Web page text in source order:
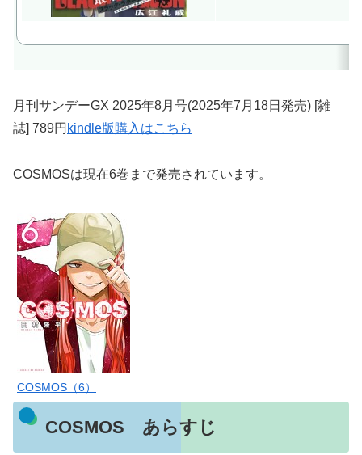
月刊サンデーGX 2025年8月号(2025年7月18日発売) [雑
誌] 789円 kindle版購入はこちら
COSMOSは現在6巻まで発売されています。
COSMOS（6）
COSMOS あらすじ